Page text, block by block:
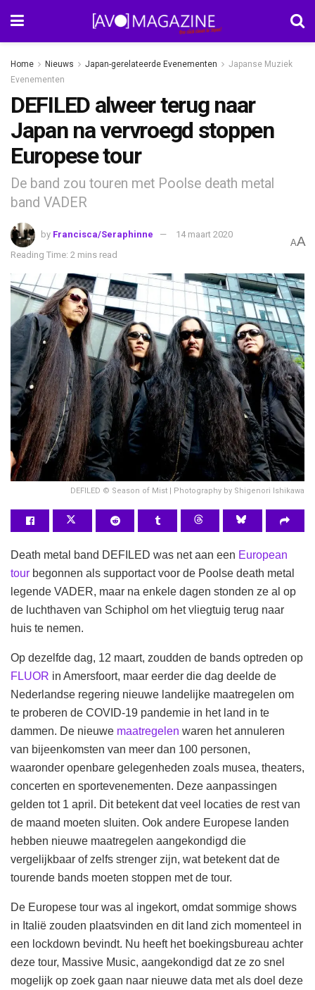
Home Nieuws Japan-gerelateerde Evenementen
Japanse Muziek
Evenementen
DEFILED alweer terug naar
Japan na vervroegd stoppen
Europese tour
De band zou touren met Poolse death metal
band VADER
by Francisca/Seraphinne
14 maart 2020
Reading Time: 2 mins read
AA
DEFILED © Season of Mist | Photography by Shigenori Ishikawa
Death metal band DEFILED was net aan een European
tour begonnen als supportact voor de Poolse death metal
legende VADER, maar na enkele dagen stonden ze al op
de luchthaven van Schiphol om het vliegtuig terug naar
huis te nemen.
Op dezelfde dag, 12 maart, zoudden de bands optreden op
FLUOR in Amersfoort, maar eerder die dag deelde de
Nederlandse regering nieuwe landelijke maatregelen om
te proberen de COVID-19 pandemie in het land in te
dammen. De nieuwe maatregelen waren het annuleren
van bijeenkomsten van meer dan 100 personen,
waaronder openbare gelegenheden zoals musea, theaters,
concerten en sportevenementen. Deze aanpassingen
gelden tot 1 april. Dit betekent dat veel locaties de rest van
de maand moeten sluiten. Ook andere Europese landen
hebben nieuwe maatregelen aangekondigd die
vergelijkbaar of zelfs strenger zijn, wat betekent dat de
tourende bands moeten stoppen met de tour.
De Europese tour was al ingekort, omdat sommige shows
in Italië zouden plaatsvinden en dit land zich momenteel in
een lockdown bevindt. Nu heeft het boekingsbureau achter
deze tour, Massive Music, aangekondigd dat ze zo snel
mogelijk op zoek gaan naar nieuwe data met als doel deze